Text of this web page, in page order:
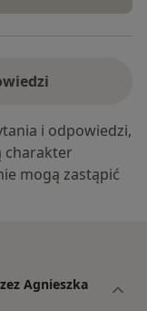
i odpowiedzi,
charakter
mogą zastąpić
Agnieszka